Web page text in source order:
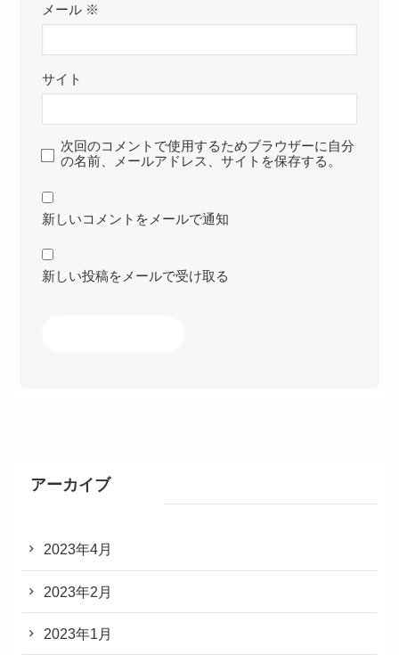
メール ※
サイト
次回のコメントで使用するためブラウザーに自分
の名前、メールアドレス、サイトを保存する。
新しいコメントをメールで通知
新しい投稿をメールで受け取る
アーカイブ
2023年4月
2023年2月
2023年1月